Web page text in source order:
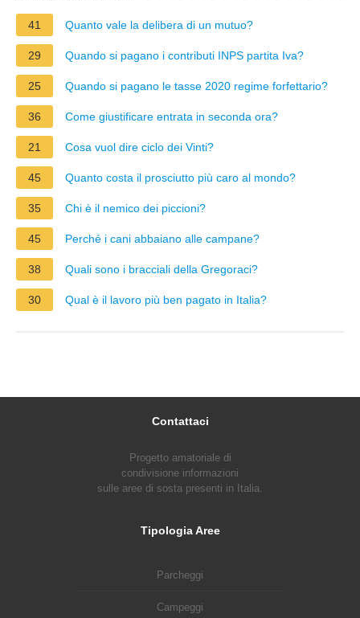
41 Quanto vale la delibera di un mutuo?
29 Quando si pagano i contributi INPS partita Iva?
25 Quando si pagano le tasse 2020 regime forfettario?
36 Come giustificare entrata in seconda ora?
21 Cosa vuol dire ciclo dei Vinti?
45 Quanto costa il prosciutto più caro al mondo?
35 Chi è il nemico dei piccioni?
45 Perché i cani abbaiano alle campane?
38 Quali sono i bracciali della Gregoraci?
30 Qual è il lavoro più ben pagato in Italia?
Contattaci
Progetto amatoriale di
condivisione informazioni
sulle aree di sosta presenti in Italia.
Tipologia Aree
Parcheggi
Campeggi